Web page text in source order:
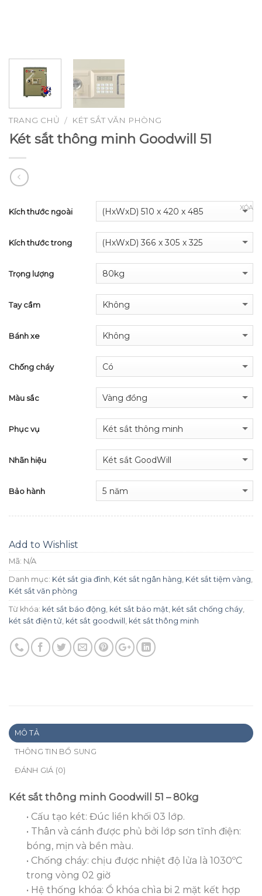
TRANG CHỦ / KÉT SẮT VĂN PHÒNG
Két sắt thông minh Goodwill 51
Kích thước ngoài
Kích thước trong
Trọng lượng
Tay cầm
Bánh xe
Chống cháy
Màu sắc
Phục vụ
Nhãn hiệu
Bảo hành
XÓA
Add to Wishlist
Mã: N/A
Danh mục: Két sắt gia đình, Két sắt ngân hàng, Két sắt tiệm vàng,
Két sắt văn phòng
Từ khóa: két sắt báo động, két sắt bảo mật, két sắt chống cháy,
két sắt điện tử, két sắt goodwill , két sắt thông minh
MÔ TẢ
THÔNG TIN BỔ SUNG
ĐÁNH GIÁ (0)
Két sắt thông minh Goodwill 51 – 80kg
• Cấu tạo két: Đúc liền khối 03 lớp.
• Thân và cánh được phủ bởi lớp sơn tĩnh điện:
bóng, mịn và bền màu.
• Chống cháy: chịu được nhiệt độ lửa là 1030ºC
trong vòng 02 giờ
• Hệ thống khóa: Ổ khóa chìa bi 2 mặt kết hợp